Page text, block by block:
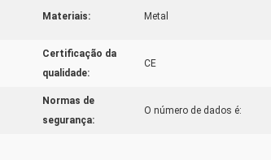
Materiais: Metal
Certificação da
qualidade:
CE
Normas de
segurança:
O número de dados é: